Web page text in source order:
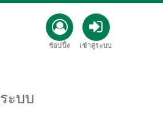
เข้าสู่ระบบ
ช้อปปิ้ง
ะบบ